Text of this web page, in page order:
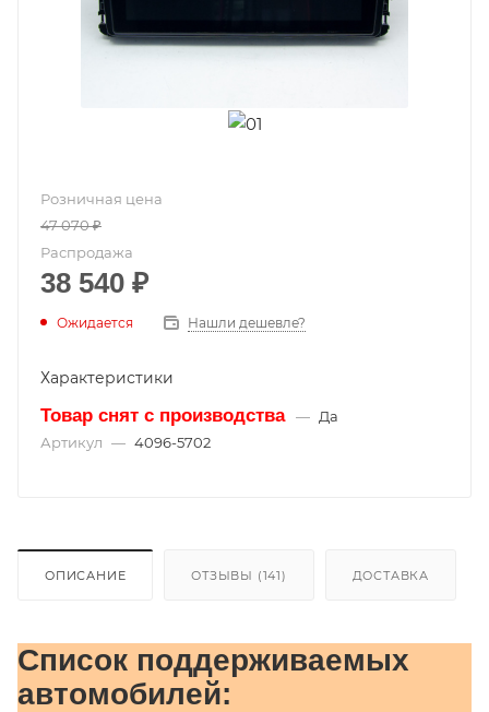
Розничная цена
47 070₽
Распродажа
38 540 ₽
Ожидается Нашли дешевле?
Характеристики
Товар снят с производства — Да
Артикул — 4096-5702
ОПИСАНИЕ ОТЗЫВЫ (141) ДОСТАВКА
Список поддерживаемых
автомобилей: